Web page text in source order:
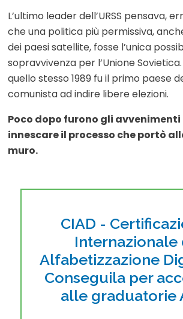
L’ultimo leader dell’URSS pensava,
che una politica più permissiva,
dei paesi satellite, fosse l’unica
sopravvivenza per l’Unione
quello stesso 1989 fu il primo paese
comunista ad indire libere elezioni.
Poco dopo furono gli avvenimenti
innescare il processo che portò
muro.
CIAD -
Internazionale
Alfabetizzazione
Conseguila per
alle graduatorie